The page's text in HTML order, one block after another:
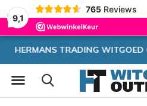
9,1
765 Reviews